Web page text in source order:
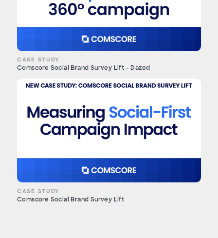
CASE STUDY
Comscore Social Brand Survey Lift - Dazed
CASE STUDY
Comscore Social Brand Survey Lift